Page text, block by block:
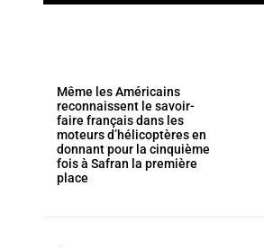
Même les Américains
reconnaissent le savoir-
faire français dans les
moteurs d’hélicoptères en
donnant pour la cinquième
fois à Safran la première
place